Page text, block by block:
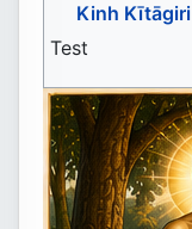
Kinh Kītāgiri
Test